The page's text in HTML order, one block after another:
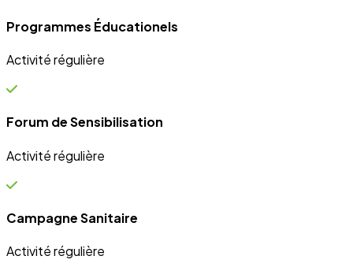
Ateliers communautaires
Activité régulière